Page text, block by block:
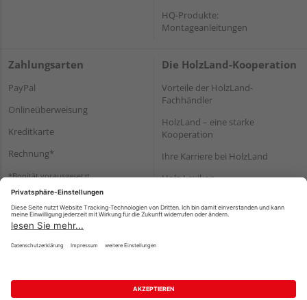
HQ-Produkte:
Montageanleitungen
Zahlungsarten
PayPal
Onlineüberweisung
Kreditkarte
Rechnung*
*Bonität vorausgesetzt
Die HolzLand-Kooperation
Vorteile der HolzLand-
Fachhändler
HolzLand – eine starke
Kooperation
Ihre Karriere bei HolzLand
Holz-Lexikon
Impressum Datenschutz
Nutzungsbedingungen